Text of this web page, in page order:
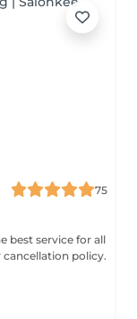
75
best service for all
policy.